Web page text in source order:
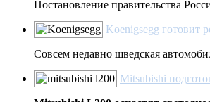
Постановление правительства
Koenigsegg готовит
Совсем недавно шведская
Mitsubishi